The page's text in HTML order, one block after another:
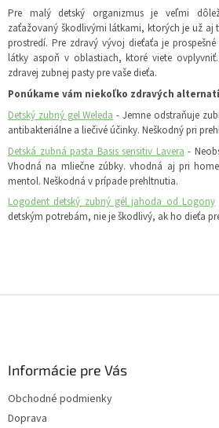
Pre malý detský organizmus je veľmi
zaťažovaný škodlivými látkami, ktorých je už aj
prostredí. Pre zdravý vývoj dieťaťa je
látky aspoň v oblastiach, ktoré viete
zdravej zubnej pasty pre vaše dieťa.
Ponúkame vám niekoľko zdravých
Detský zubný gel Weleda - Jemne odstraňuje
antibakteriálne a liečivé účinky. Neškodný pri
Detská zubná pasta Basis sensitiv Lavera -
Vhodná na mliečne zúbky. vhodná aj pri
mentol. Neškodná v prípade prehltnutia.
Logodent detský zubný gél jahoda od Logony
detským potrebám, nie je škodlivý, ak ho dieťa
Informácie pre Vás
Obchodné podmienky
Doprava